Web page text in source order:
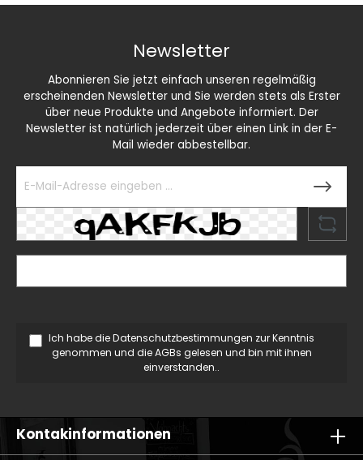
Newsletter
Abonnieren Sie jetzt einfach unseren regelmäßig
erscheinenden Newsletter und Sie werden stets als Erster
über neue Produkte und Angebote informiert. Der
Newsletter ist natürlich jederzeit über einen Link in der E-
Mail wieder abbestellbar.
Ich habe dieDatenschutzbestimmungen zur Kenntnis
genommen und dieAGBs gelesen und bin mit ihnen
einverstanden..
Kontakinformationen